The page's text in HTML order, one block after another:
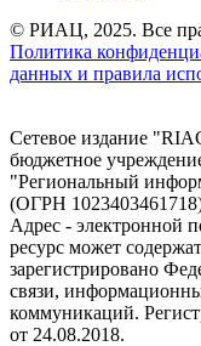
© РИАЦ, 2025. Все
Политика
данных и правила
Сетевое издание
бюджетное
"Региональный
(ОГРН
Адрес - электронной
ресурс может
зарегистрировано
связи,
коммуникаций.
от 24.08.2018.